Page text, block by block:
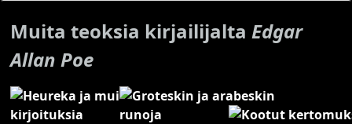
Muita teoksia kirjailijaltaEdgar
Allan Poe